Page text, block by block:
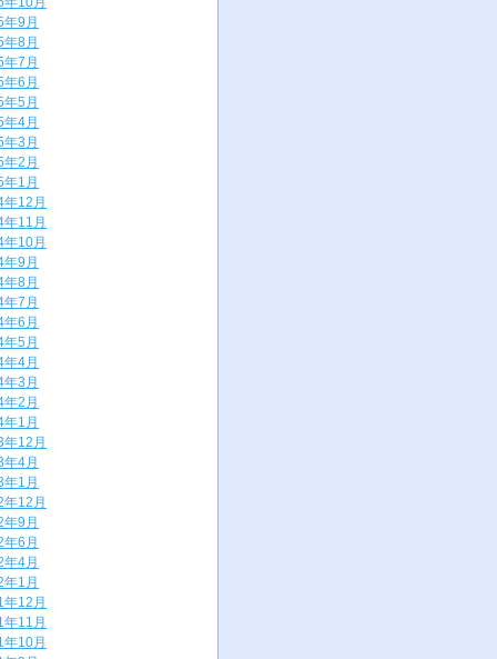
年9月
年8月
年7月
年6月
年5月
年4月
年3月
年2月
年1月
年12月
年11月
年10月
年9月
年8月
年7月
年6月
年5月
年4月
年3月
年2月
年1月
年12月
年4月
年1月
年12月
年9月
年6月
年4月
年1月
年12月
年11月
年10月